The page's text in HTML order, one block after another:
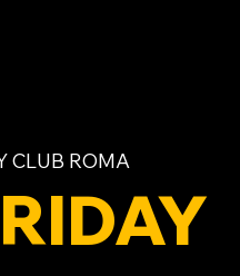
CLUB ROMA